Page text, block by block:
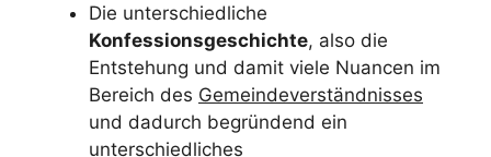
Die unterschiedliche
Konfessionsgeschichte, also die
Entstehung und damit viele Nuancen im
Bereich des Gemeindeverständnisses
und dadurch begründend ein
unterschiedliches